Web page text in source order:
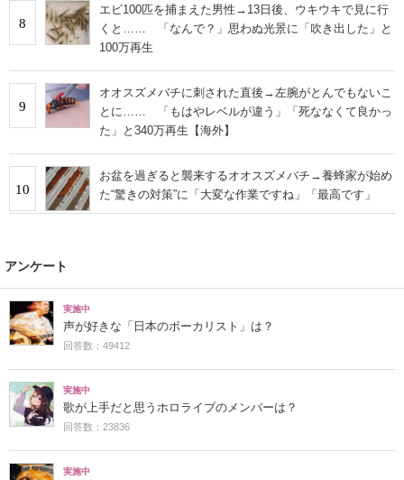
8
エビ100匹を捕まえた男性→13日後、ウキウキで見に行
くと…… 「なんで？」思わぬ光景に「吹き出した」と
100万再生
9
オオスズメバチに刺された直後→左腕がとんでもないこ
とに…… 「もはやレベルが違う」「死ななくて良かっ
た」と340万再生【海外】
10
お盆を過ぎると襲来するオオスズメバチ→養蜂家が始め
た“驚きの対策”に「大変な作業ですね」「最高です」
アンケート
実施中
声が好きな「日本のボーカリスト」は？
回答数：49412
実施中
歌が上手だと思うホロライブのメンバーは？
回答数：23836
実施中